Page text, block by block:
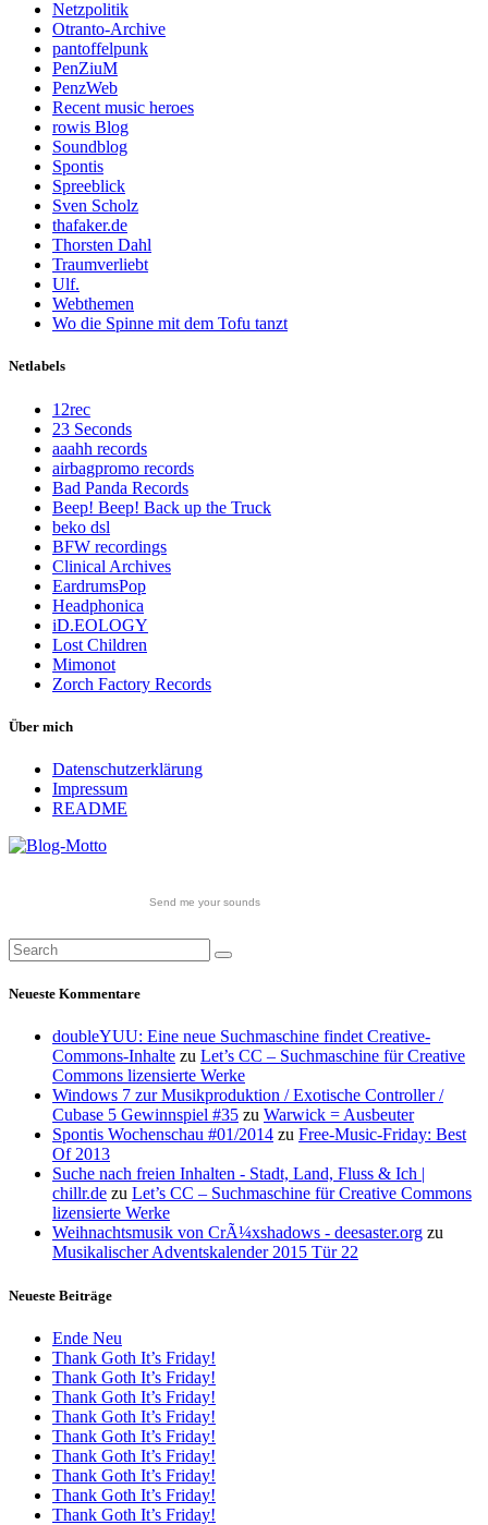
Netzpolitik
Otranto-Archive
pantoffelpunk
PenZiuM
PenzWeb
Recent music heroes
rowis Blog
Soundblog
Spontis
Spreeblick
Sven Scholz
thafaker.de
Thorsten Dahl
Traumverliebt
Ulf.
Webthemen
Wo die Spinne mit dem Tofu tanzt
Netlabels
12rec
23 Seconds
aaahh records
airbagpromo records
Bad Panda Records
Beep! Beep! Back up the Truck
beko dsl
BFW recordings
Clinical Archives
EardrumsPop
Headphonica
iD.EOLOGY
Lost Children
Mimonot
Zorch Factory Records
Über mich
Datenschutzerklärung
Impressum
README
Send me your sounds
Neueste Kommentare
doubleYUU: Eine neue Suchmaschine findet Creative-
Commons-Inhalte zu Let’s CC – Suchmaschine für Creative
Commons lizensierte Werke
Windows 7 zur Musikproduktion / Exotische Controller /
Cubase 5 Gewinnspiel #35 zu Warwick = Ausbeuter
Spontis Wochenschau #01/2014 zu Free-Music-Friday: Best
Of 2013
Suche nach freien Inhalten - Stadt, Land, Fluss & Ich |
chillr.de zu Let’s CC – Suchmaschine für Creative Commons
lizensierte Werke
Weihnachtsmusik von CrÃ¼xshadows - deesaster.org zu
Musikalischer Adventskalender 2015 Tür 22
Neueste Beiträge
Ende Neu
Thank Goth It’s Friday!
Thank Goth It’s Friday!
Thank Goth It’s Friday!
Thank Goth It’s Friday!
Thank Goth It’s Friday!
Thank Goth It’s Friday!
Thank Goth It’s Friday!
Thank Goth It’s Friday!
Thank Goth It’s Friday!